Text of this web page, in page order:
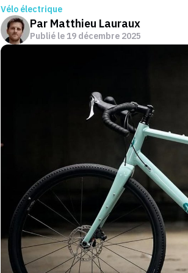
Vélo électrique
Par Matthieu Lauraux
Publié le19 décembre 2025